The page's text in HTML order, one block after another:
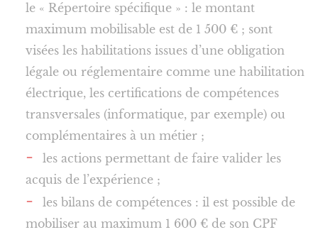
le « Répertoire spécifique » : le montant
maximum mobilisable est de 1 500 € ; sont
visées les habilitations issues d’une obligation
légale ou réglementaire comme une habilitation
électrique, les certifications de compétences
transversales (informatique, par exemple) ou
complémentaires à un métier ;
les actions permettant de faire valider les
acquis de l’expérience ;
les bilans de compétences : il est possible de
mobiliser au maximum 1 600 € de son CPF